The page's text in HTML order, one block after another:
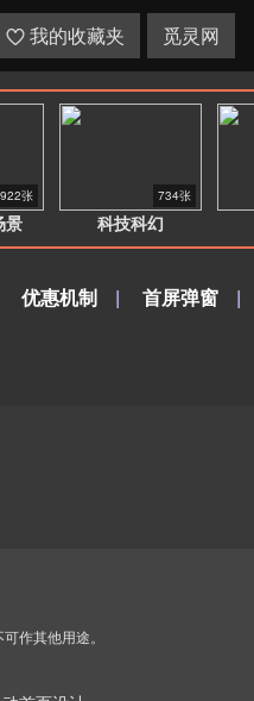
 我的收藏夹 觅灵网
景
922张
科技科幻
734张
优惠机制 | 首屏弹窗 |
作其他用途。